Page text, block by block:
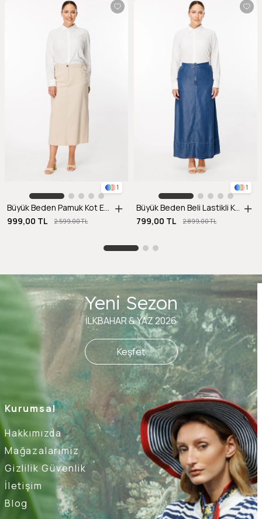
1
Büyük Beden Pamuk Kot Etek-BEJ
999,00 TL
2.599,00 TL
1
Büyük Beden Beli Lastikli Kot Etek-K.MAVI
799,00 TL
2.899,00 TL
Kurumsal
Hakkımızda
Mağazalarımız
Gizlilik Güvenlik
İletişim
Blog
Yeni Sezon
İLKBAHAR & YAZ 2026
Keşfet